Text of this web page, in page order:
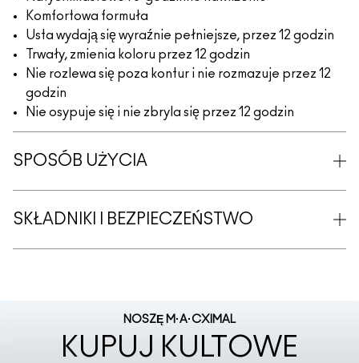
Komfortowa formuła
Usta wydają się wyraźnie pełniejsze, przez 12 godzin
Trwały, zmienia koloru przez 12 godzin
Nie rozlewa się poza kontur i nie rozmazuje przez 12
godzin
Nie osypuje się i nie zbryla się przez 12 godzin
SPOSÓB UŻYCIA
SKŁADNIKI I BEZPIECZEŃSTWO
NOSZĘ M·A·CXIMAL
KUPUJ KULTOWE